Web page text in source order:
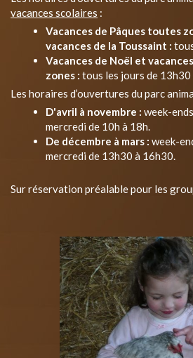
vacances scolaires :
Vacances de Pâques toutes
vacances de la Toussaint :
Vacances de Noël et
zones : tous les jours de
Les horaires d’ouvertures du parc
D'avril à novembre : week-
mercredi de 10h à 18h.
De décembre à mars : week-
mercredi de 13h30 à 16h30.
Sur réservation préalable pour les